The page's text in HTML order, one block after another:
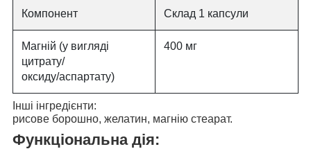
Компонент Склад 1 капсули
Магній (у вигляді
цитрату/
оксиду/аспартату)
400 мг
Інші інгредієнти:
рисове борошно, желатин, магнію стеарат.
Функціональна дія: